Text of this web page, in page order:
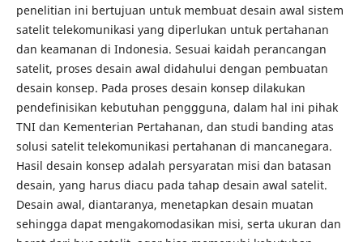
penelitian ini bertujuan untuk membuat desain awal sistem
satelit telekomunikasi yang diperlukan untuk pertahanan
dan keamanan di Indonesia. Sesuai kaidah perancangan
satelit, proses desain awal didahului dengan pembuatan
desain konsep. Pada proses desain konsep dilakukan
pendefinisikan kebutuhan penggguna, dalam hal ini pihak
TNI dan Kementerian Pertahanan, dan studi banding atas
solusi satelit telekomunikasi pertahanan di mancanegara.
Hasil desain konsep adalah persyaratan misi dan batasan
desain, yang harus diacu pada tahap desain awal satelit.
Desain awal, diantaranya, menetapkan desain muatan
sehingga dapat mengakomodasikan misi, serta ukuran dan